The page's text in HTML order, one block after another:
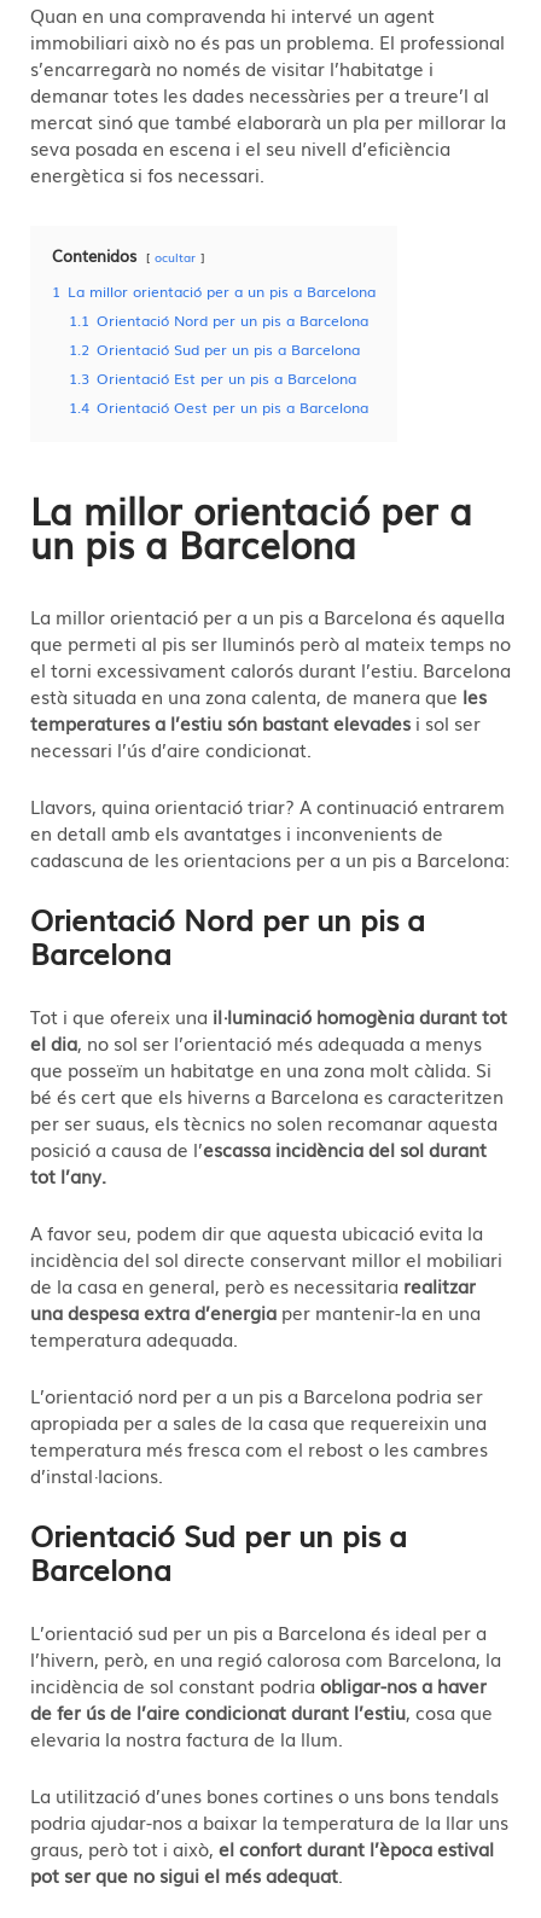
Quan en una compravenda hi intervé un agent
immobiliari això no és pas un problema. El professional
s’encarregarà no només de visitar l’habitatge i
demanar totes les dades necessàries per a treure’l al
mercat sinó que també elaborarà un pla per millorar la
seva posada en escena i el seu nivell d’eficiència
energètica si fos necessari.
Contenidos ocultar
1 La millor orientació per a un pis a Barcelona
1.1 Orientació Nord per un pis a Barcelona
1.2 Orientació Sud per un pis a Barcelona
1.3 Orientació Est per un pis a Barcelona
1.4 Orientació Oest per un pis a Barcelona
La millor orientació per a
un pis a Barcelona
La millor orientació per a un pis a Barcelona és aquella
que permeti al pis ser lluminós però al mateix temps no
el torni excessivament calorós durant l’estiu. Barcelona
està situada en una zona calenta, de manera que les
temperatures a l’estiu són bastant elevades i sol ser
necessari l’ús d’aire condicionat.
Llavors, quina orientació triar? A continuació entrarem
en detall amb els avantatges i inconvenients de
cadascuna de les orientacions per a un pis a Barcelona:
Orientació Nord per un pis a
Barcelona
Tot i que ofereix una il·luminació homogènia durant tot
el dia, no sol ser l’orientació més adequada a menys
que posseïm un habitatge en una zona molt càlida. Si
bé és cert que els hiverns a Barcelona es caracteritzen
per ser suaus, els tècnics no solen recomanar aquesta
posició a causa de l’escassa incidència del sol durant
tot l’any.
A favor seu, podem dir que aquesta ubicació evita la
incidència del sol directe conservant millor el mobiliari
de la casa en general, però es necessitaria realitzar
una despesa extra d’energia per mantenir-la en una
temperatura adequada.
L’orientació nord per a un pis a Barcelona podria ser
apropiada per a sales de la casa que requereixin una
temperatura més fresca com el rebost o les cambres
d’instal·lacions.
Orientació Sud per un pis a
Barcelona
L’orientació sud per un pis a Barcelona és ideal per a
l’hivern, però, en una regió calorosa com Barcelona, la
incidència de sol constant podria obligar-nos a haver
de fer ús de l’aire condicionat durant l’estiu, cosa que
elevaria la nostra factura de la llum.
La utilització d’unes bones cortines o uns bons tendals
podria ajudar-nos a baixar la temperatura de la llar uns
graus, però tot i això, el confort durant l’època estival
pot ser que no sigui el més adequat